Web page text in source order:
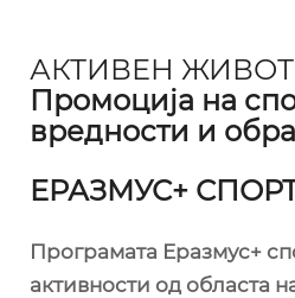
АКТИВЕН ЖИВОТ
Промоција на
вредности и
ЕРАЗМУС+
Програмата Еразмус+
активности од областа